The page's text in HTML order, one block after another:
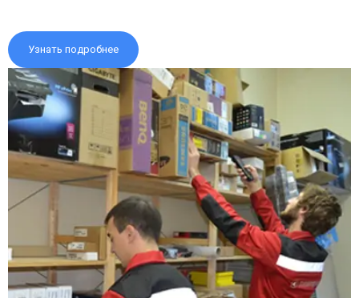
Узнать подробнее